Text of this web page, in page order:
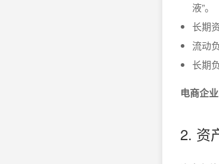
液”。
长期
流动
长期
电商企
2. 资